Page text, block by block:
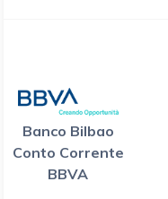
Banco Bilbao
Conto Corrente
BBVA